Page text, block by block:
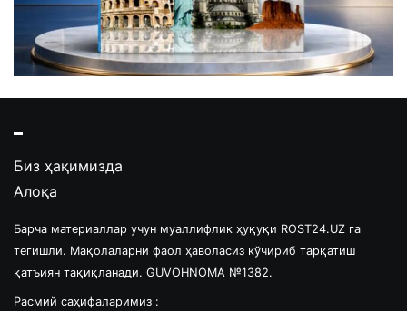
Биз ҳақимизда
Алоқа
Барча материаллар учун муаллифлик ҳуқуқи ROST24.UZ га
тегишли. Мақолаларни фаол ҳаволасиз кўчириб тарқатиш
қатъиян тақиқланади. GUVOHNOMA №1382.
Расмий саҳифаларимиз :